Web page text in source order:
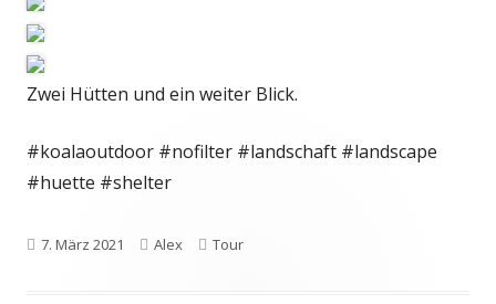
Zwei Hütten und ein weiter Blick.
#koalaoutdoor #nofilter #landschaft #landscape
#huette #shelter
Veröffentlicht
7. März 2021 Autor
Alex Kategorien
Tour